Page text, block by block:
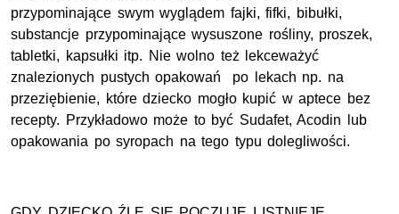
przypominające swym wyglądem fajki, fifki, bibułki,
substancje przypominające wysuszone rośliny, proszek,
tabletki, kapsułki itp. Nie wolno też lekceważyć
znalezionych pustych opakowań po lekach np. na
przeziębienie, które dziecko mogło kupić w aptece bez
recepty. Przykładowo może to być Sudafet, Acodin lub
opakowania po syropach na tego typu dolegliwości.